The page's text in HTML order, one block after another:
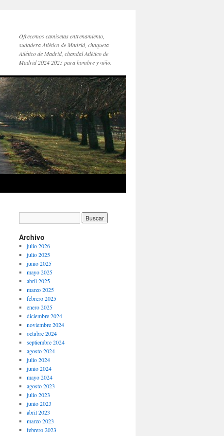
Ofrecemos camisetas entrenamiento,
sudadera Atlético de Madrid, chaqueta
Atlético de Madrid, chandal Atlético de
Madrid 2024 2025 para hombre y niño.
Archivo
julio 2026
julio 2025
junio 2025
mayo 2025
abril 2025
marzo 2025
febrero 2025
enero 2025
diciembre 2024
noviembre 2024
octubre 2024
septiembre 2024
agosto 2024
julio 2024
junio 2024
mayo 2024
agosto 2023
julio 2023
junio 2023
abril 2023
marzo 2023
febrero 2023